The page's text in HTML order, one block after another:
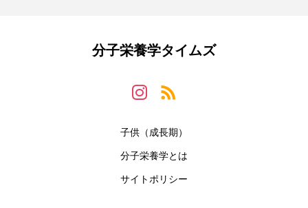
分子栄養学タイムズ
子供（成長期）
分子栄養学とは
サイトポリシー